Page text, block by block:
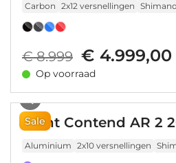
Carbon 2x12 versnellingen
€ 8.999 € 4.999,00
Op voorraad
Sale
Giant Contend AR 2
Aluminium 2x10 versnellingen